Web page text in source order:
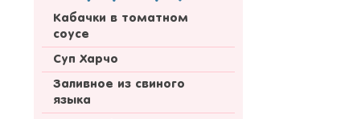
Кабачки в томатном
соусе
Суп Харчо
Заливное из свиного
языка